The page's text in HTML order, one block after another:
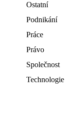
Ostatní
Podnikání
Práce
Právo
Společnost
Technologie